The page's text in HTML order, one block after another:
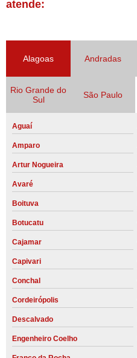
atende:
Alagoas Andradas
Rio Grande do
Sul
São Paulo
Aguaí
Amparo
Artur Nogueira
Avaré
Boituva
Botucatu
Cajamar
Capivari
Conchal
Cordeirópolis
Descalvado
Engenheiro Coelho